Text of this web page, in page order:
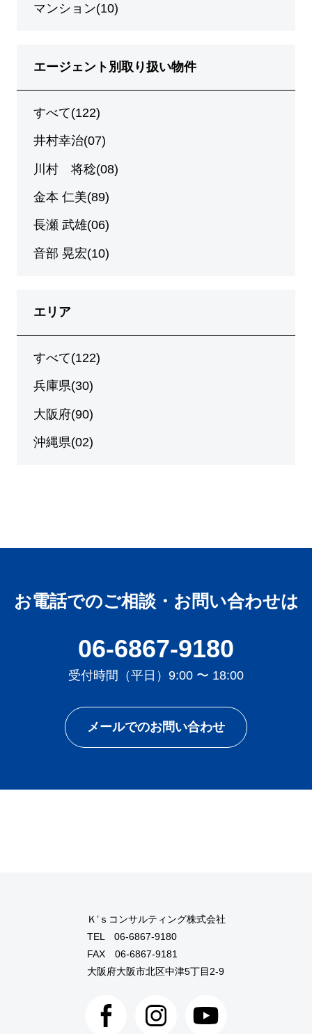
マンション(10)
エージェント別取り扱い物件
すべて(122)
井村幸治(07)
川村 将稔(08)
金本 仁美(89)
長瀬 武雄(06)
音部 晃宏(10)
エリア
すべて(122)
兵庫県(30)
大阪府(90)
沖縄県(02)
お電話でのご相談・お問い合わせは
06-6867-9180
受付時間（平日）9:00 〜 18:00
メールでのお問い合わせ
Ｋ’ｓコンサルティング株式会社
TEL 06-6867-9180
FAX 06-6867-9181
大阪府大阪市北区中津5丁目2-9